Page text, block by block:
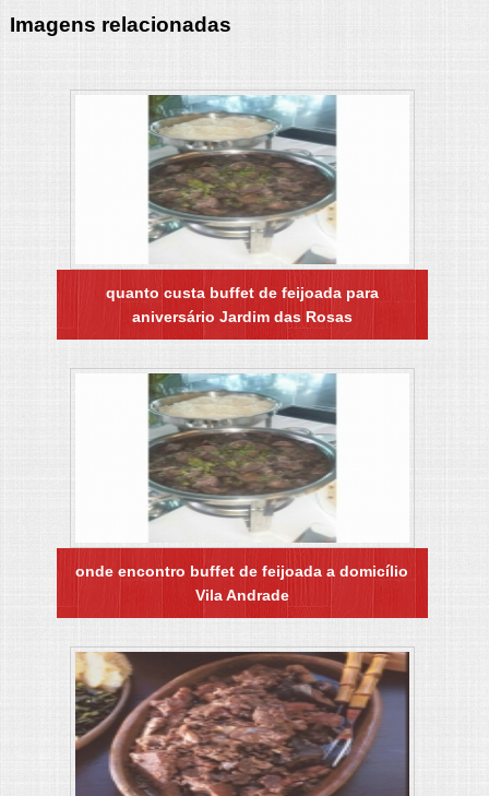
Imagens relacionadas
quanto custa buffet de feijoada para
aniversário Jardim das Rosas
onde encontro buffet de feijoada a domicílio
Vila Andrade